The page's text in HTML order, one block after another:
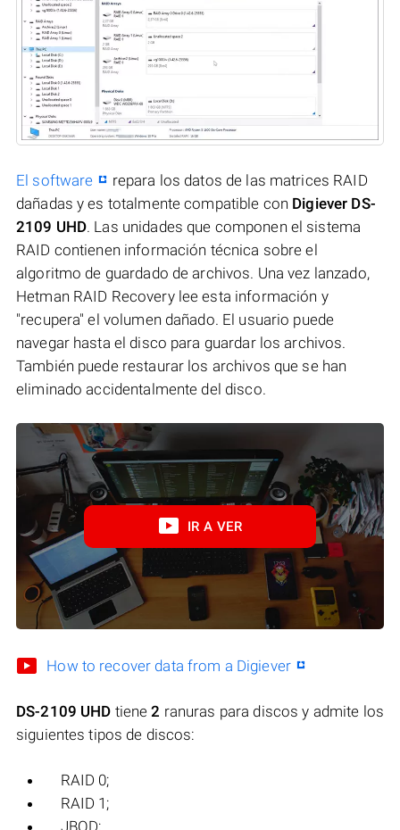
El software
repara los datos de las matrices RAID
dañadas y es totalmente compatible con Digiever DS-
2109 UHD. Las unidades que componen el sistema
RAID contienen información técnica sobre el
algoritmo de guardado de archivos. Una vez lanzado,
Hetman RAID Recovery lee esta información y
"recupera" el volumen dañado. El usuario puede
navegar hasta el disco para guardar los archivos.
También puede restaurar los archivos que se han
eliminado accidentalmente del disco.
IR A VER
How to recover data from a Digiever
DS-2109 UHD tiene2 ranuras para discos y admite los
siguientes tipos de discos:
RAID 0;
RAID 1;